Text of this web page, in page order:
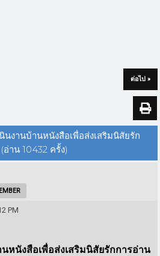
ต่อไป »
นงานบ้านหนังสือเพื่อส่งเสริมนิสัยรัก
าน 10432 ครั้ง)
PM
หนังสือเพื่อส่งเสริมนิสัยรักการอ่าน